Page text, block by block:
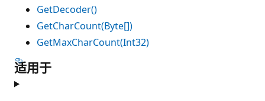
GetDecoder()
GetCharCount(Byte[])
GetMaxCharCount(Int32)
适用于